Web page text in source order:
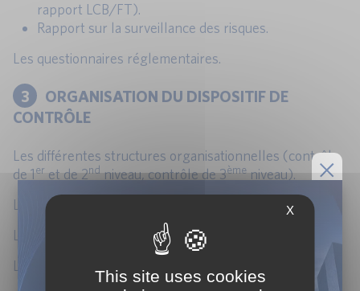
rapport LCB/FT).
Rapport sur la surveillance des risques.
Les questionnaires réglementaires.
3
ORGANISATION DU DISPOSITIF DE
CONTRÔLE
Les différentes structures organisationnelles (contrôle
de 1er et de 2ndniveau, contrôle de 3èmeniveau).
Les 3 lignes de maîtrise/défense.
Le rôle du contrôle périodique.
La complémentarité contrôle permanent-périodique.
X
This site uses cookies